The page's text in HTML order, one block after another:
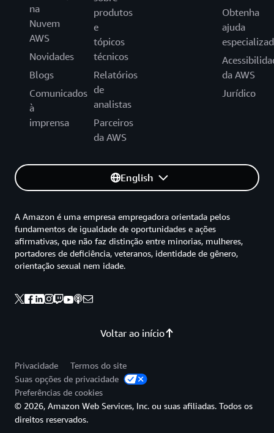
na
Nuvem
AWS
Novidades
Blogs
Comunicados
à
imprensa
produtos
e
tópicos
técnicos
Relatórios
de
analistas
Parceiros
da AWS
Obtenha
ajuda
da AWS
Jurídico
English
Voltar ao início
A Amazon é uma empresa empregadora orientada pelos
fundamentos de igualdade de oportunidades e ações
afirmativas, que não faz distinção entre minorias, mulheres,
portadores de deficiência, veteranos, identidade de gênero,
orientação sexual nem idade.
Privacidade
Termos do site
Suas opções de privacidade
Preferências de cookies
© 2026, Amazon Web Services, Inc. ou suas afiliadas. Todos os
direitos reservados.